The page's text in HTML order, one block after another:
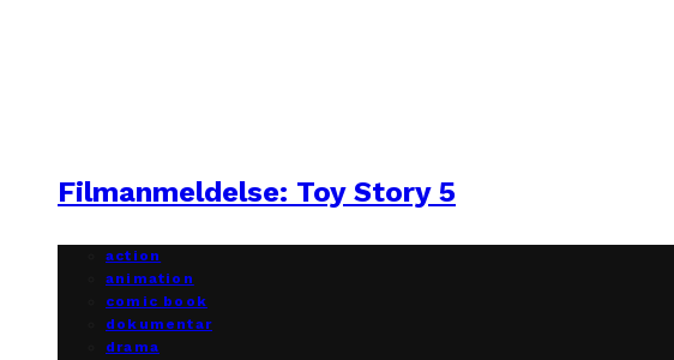
Filmanmeldelse: Toy Story 5
action
animation
comic book
dokumentar
drama